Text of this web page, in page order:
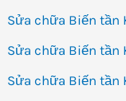
Sửa chữa Biến tần
Sửa chữa Biến tần
Sửa chữa Biến tần